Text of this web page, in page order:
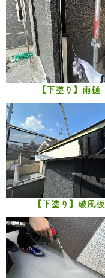
【下塗り】雨樋
【下塗り】破風板